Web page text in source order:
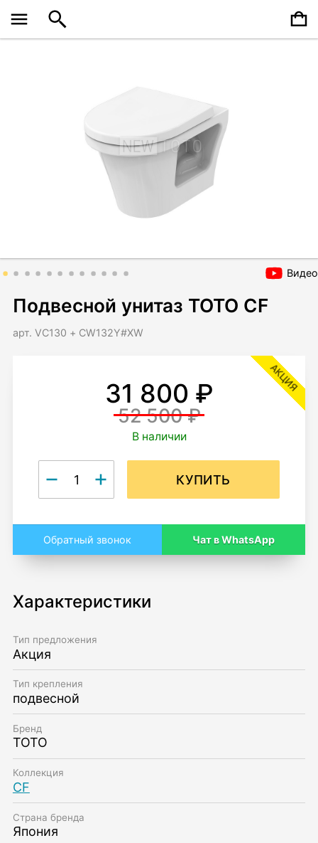
Видео
Подвесной унитаз TOTO CF
арт. VC130 + CW132Y#XW
АКЦИЯ
31 800 ₽
52 500 ₽
В наличии
КУПИТЬ
Обратный звонок Чат в WhatsApp
Характеристики
Тип предложения
Акция
Тип крепления
подвесной
Бренд
TOTO
Коллекция
CF
Страна бренда
Япония